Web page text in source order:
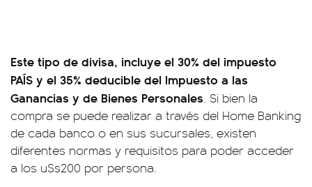
Este tipo de divisa, incluye el 30% del impuesto
PAÍS y el 35% deducible del Impuesto a las
Ganancias y de Bienes Personales. Si bien la
compra se puede realizar a través del Home Banking
de cada banco o en sus sucursales, existen
diferentes normas y requisitos para poder acceder
a los u$s200 por persona.